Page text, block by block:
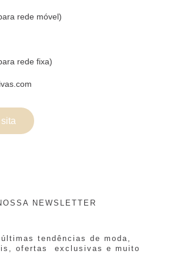
rede móvel)
rede fixa)
NEWSLETTER
tendências de moda,
ofertas exclusivas e muito